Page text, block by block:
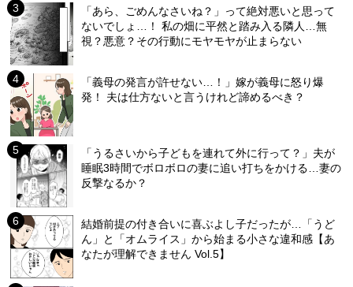
「あら、ごめんなさいね？」って絶対悪いと思って
ないでしょ…！ 私の畑に平然と踏み入る隣人…無
視？悪意？その行動にモヤモヤが止まらない
「義母の発言が許せない…！」嫁が義母に怒り爆
発！ 夫は仕方ないと言うけれど諦めるべき？
「うるさいから子どもを連れて外に行って？」夫が
睡眠3時間でボロボロの妻に追い打ちをかける…妻の
反撃なるか？
結婚前提の付き合いに喜ぶよし子だったが…「うど
ん」と「オムライス」から始まる小さな違和感【あ
なたが理解できません Vol.5】